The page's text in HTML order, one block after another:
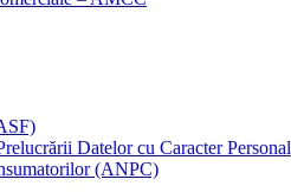
Datelor cu Caracter Personal
(ANPC)